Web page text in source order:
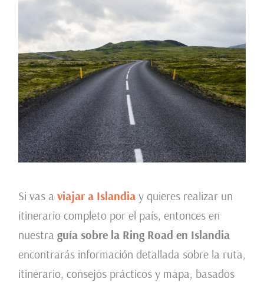
Si vas a viajar a Islandia y quieres realizar un
itinerario completo por el país, entonces en
nuestra guía sobre la Ring Road en Islandia
encontrarás información detallada sobre la ruta,
itinerario, consejos prácticos y mapa, basados